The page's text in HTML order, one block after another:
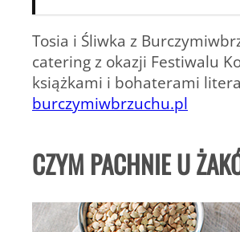
Tosia i Śliwka z
catering z okazji Festiwalu
książkami i bohaterami
burczymiwbrzuchu.pl
CZYM PACHNIE U